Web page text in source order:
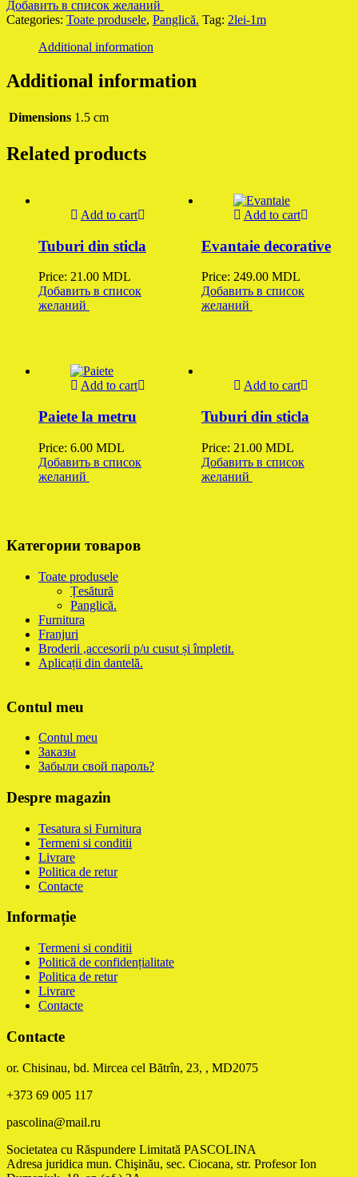
Добавить в список желаний
Categories: Toate produsele, Panglică. Tag: 2lei-1m
Additional information
Additional information
Dimensions 1.5 cm
Related products
Add to cart
Tuburi din sticla
Price: 21.00 MDL
Добавить в список
желаний
Add to cart
Evantaie decorative
Price: 249.00 MDL
Добавить в список
желаний
Add to cart
Paiete la metru
Price: 6.00 MDL
Добавить в список
желаний
Add to cart
Tuburi din sticla
Price: 21.00 MDL
Добавить в список
желаний
Категории товаров
Toate produsele
Țesătură
Panglică.
Furnitura
Franjuri
Broderii ,accesorii p/u cusut și împletit.
Aplicații din dantelă.
Contul meu
Contul meu
Заказы
Забыли свой пароль?
Despre magazin
Tesatura si Furnitura
Termeni si conditii
Livrare
Politica de retur
Contacte
Informație
Termeni si conditii
Politică de confidențialitate
Politica de retur
Livrare
Contacte
Contacte
or. Chisinau, bd. Mircea cel Bătrîn, 23, , MD2075
+373 69 005 117
pascolina@mail.ru
Societatea cu Răspundere Limitată PASCOLINA
Adresa juridica mun. Chişinău, sec. Ciocana, str. Profesor Ion